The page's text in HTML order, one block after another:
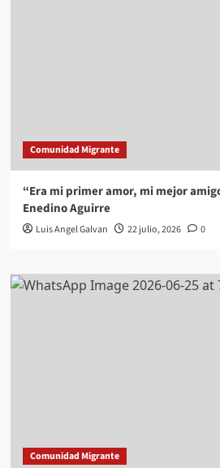
Comunidad Migrante
“Era mi primer amor, mi mejor
Enedino Aguirre
Luis Angel Galvan 22 julio, 2026 0
Comunidad Migrante